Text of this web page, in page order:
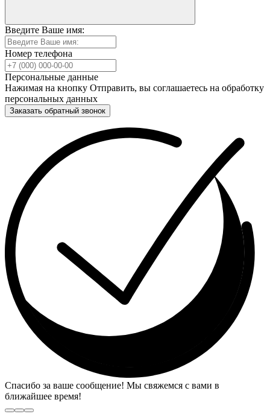
Введите Ваше имя:
Номер телефона
Персональные данные
Нажимая на кнопку Отправить, вы соглашаетесь на обработку
персональных данных
Заказать обратный звонок
Спасибо за ваше сообщение! Мы свяжемся с вами в
ближайшее время!